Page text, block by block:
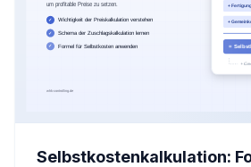
Selbstkostenkalkulation: